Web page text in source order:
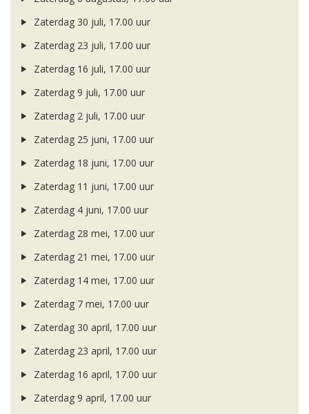
Zaterdag 30 juli, 17.00 uur
Zaterdag 23 juli, 17.00 uur
Zaterdag 16 juli, 17.00 uur
Zaterdag 9 juli, 17.00 uur
Zaterdag 2 juli, 17.00 uur
Zaterdag 25 juni, 17.00 uur
Zaterdag 18 juni, 17.00 uur
Zaterdag 11 juni, 17.00 uur
Zaterdag 4 juni, 17.00 uur
Zaterdag 28 mei, 17.00 uur
Zaterdag 21 mei, 17.00 uur
Zaterdag 14 mei, 17.00 uur
Zaterdag 7 mei, 17.00 uur
Zaterdag 30 april, 17.00 uur
Zaterdag 23 april, 17.00 uur
Zaterdag 16 april, 17.00 uur
Zaterdag 9 april, 17.00 uur